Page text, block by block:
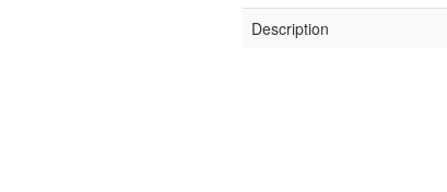
Description